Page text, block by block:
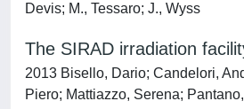
Devis; M., Tessaro; J., Wyss
The SIRAD irradiation
2013 Bisello, Dario; Candelori,
Piero; Mattiazzo, Serena;